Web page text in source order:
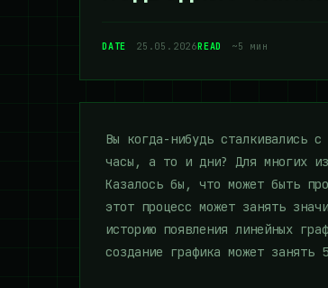
DATE 25.05.2026READ ~5 мин
Вы когда-нибудь сталкивались
часы, а то и дни? Для многих из
Казалось бы, что может быть
этот процесс может занять
историю появления линейных
создание графика может занять